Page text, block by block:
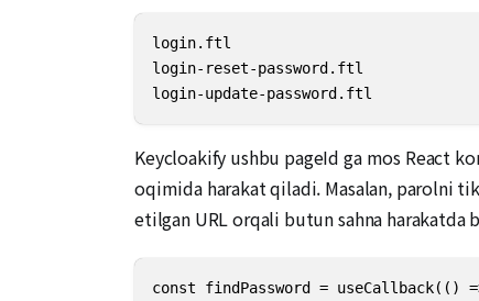
login.ftl
login-reset-password.ftl
login-update-password.ftl
Keycloakify ushbu pageId ga mos React
oqimida harakat qiladi. Masalan, parolni
etilgan URL orqali butun sahna harakatda
const findPassword = useCallback(()